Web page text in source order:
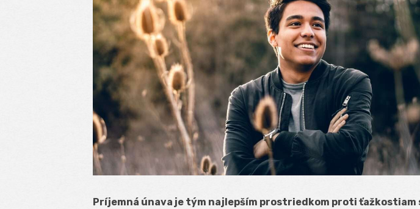
Príjemná únava je tým najlepším prostriedkom proti ťažkostiam